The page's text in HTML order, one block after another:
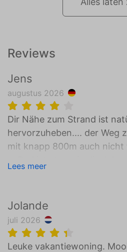
Reviews
Jens
augustus 2026
Dir Nähe zum Strand ist
hervorzuheben.... der Weg
mit knapp 800m auch nicht
Wohnzimmer... Essbereich
Außenanlage und Garten
Gutes Ferienhaus ... in
Lees meer
Jolande
juli 2026
Leuke vakantiewoning.